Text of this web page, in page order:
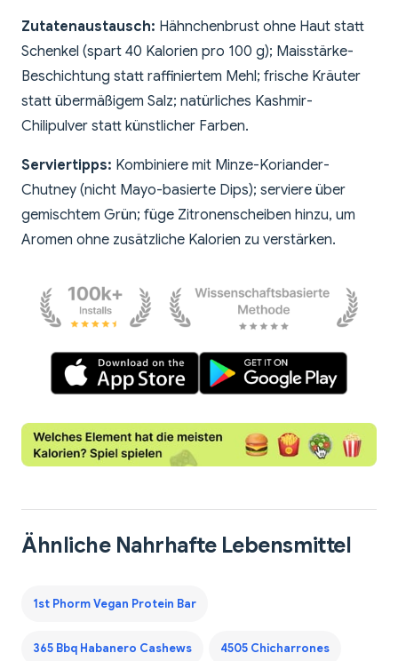
Zutatenaustausch: Hähnchenbrust ohne Haut statt
Schenkel (spart 40 Kalorien pro 100 g); Maisstärke-
Beschichtung statt raffiniertem Mehl; frische Kräuter
statt übermäßigem Salz; natürliches Kashmir-
Chilipulver statt künstlicher Farben.
Serviertipps: Kombiniere mit Minze-Koriander-
Chutney (nicht Mayo-basierte Dips); serviere über
gemischtem Grün; füge Zitronenscheiben hinzu, um
Aromen ohne zusätzliche Kalorien zu verstärken.
Ähnliche Nahrhafte Lebensmittel
1st Phorm Vegan Protein Bar
365 Bbq Habanero Cashews 4505 Chicharrones